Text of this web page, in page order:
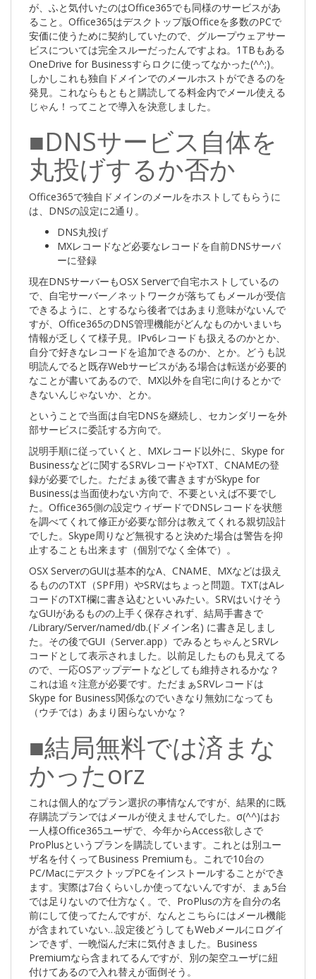
が、ふと気付いたのはOffice365でも同様のサービスがあ
ること。Office365はデスクトップ版Officeを多数のPCで
安価に使うために契約していたので、グループウェアサー
ビスについては完全スルーだったんですよね。1TBもある
OneDrive for Businessすらロクに使ってなかった(^^;)。
しかしこれも独自ドメインでのメールホストができるのを
発見。これならもともと購読してる料金内でメール使える
じゃん！ってことで導入を決意しました。
■DNSサービス自体を
丸投げするか否か
Office365で独自ドメインのメールをホストしてもらうに
は、DNSの設定に2通り。
DNS丸投げ
MXレコードなど必要なレコードを自前DNSサーバ
ーに登録
現在DNSサーバーもOSX Serverで自宅ホストしているの
で、自宅サーバー／ネットワークが落ちてもメールが受信
できるように、とするなら後者ではあまり意味がないんで
すが、Office365のDNS管理機能がどんなものかいまいち
情報が乏しくて様子見。IPv6レコードも扱えるのかとか、
自分で好きなレコードを追加できるのか、とか。どうも説
明読んでると既存Webサービスがある場合は転送が必要的
なことが書いてあるので、MX以外を自宅に向けるとかで
きないんじゃないか、とか。
ということで当面は自宅DNSを継続し、セカンダリーを外
部サービスに委託する方向で。
説明手順に従っていくと、MXレコード以外に、Skype for
Businessなどに関するSRVレコードやTXT、CNAMEの登
録が必要でした。ただまぁ後で書きますがSkype for
Businessは当面使わない方向で、不要といえば不要でし
た。Office365側の設定ウィザードでDNSレコードを状態
を調べてくれて修正が必要な部分は教えてくれる親切設計
でした。Skype周りなど無視すると決めた場合は警告を抑
止することも出来ます（個別でなく全体で）。
OSX ServerのGUIは基本的なA、CNAME、MXなどは扱え
るもののTXT（SPF用）やSRVはちょっと問題。TXTはAレ
コードのTXT欄に書き込むといいみたい。SRVはいけそう
なGUIがあるものの上手く保存されず、結局手書きで
/Library/Server/named/db.(ドメイン名) に書き足しまし
た。その後でGUI（Server.app）でみるとちゃんとSRVレ
コードとして表示されました。以前足したものも見えてる
ので、一応OSアップデートなどしても維持されるかな？
これは追々注意が必要です。ただまぁSRVレコードは
Skype for Business関係なのでいきなり無効になっても
（ウチでは）あまり困らないかな？
■結局無料では済まな
かったorz
これは個人的なプラン選択の事情なんですが、結果的に既
存購読プランではメールが使えませんでした。σ(^^)はお
一人様Office365ユーザで、今年からAccess欲しさで
ProPlusというプランを購読しています。これとは別ユー
ザ名を付くってBusiness Premiumも。これで10台の
PC/MacにデスクトップPCをインストールすることができ
ます。実際は7台くらいしか使ってないんですが、まぁ5台
では足りないので仕方なく。で、ProPlusの方を自分の名
前にして使ってたんですが、なんとこちらにはメール機能
が含まれていない…設定後どうしてもWebメールにログイ
ンできず、一晩悩んだ末に気付きました。Business
Premiumなら含まれてるんですが、別の架空ユーザに紐
付けてあるので入れ替えが面倒そう。